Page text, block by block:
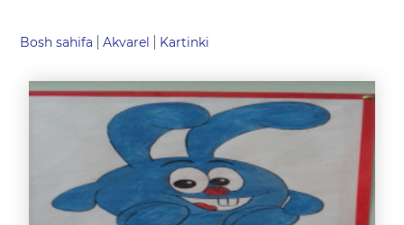
Bosh sahifa Akvarel Kartinki